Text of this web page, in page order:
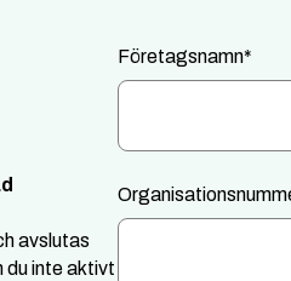
avslutas
du inte aktivt
Företagsnamn*